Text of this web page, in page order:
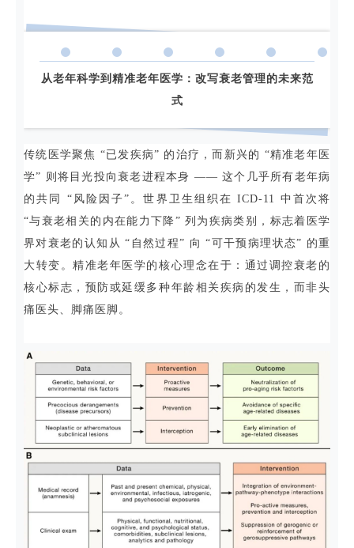
从老年科学到精准老年医学：改写衰老管理的未来范
式
传统医学聚焦 “已发疾病” 的治疗，而新兴的 “精准老年医
学” 则将目光投向衰老进程本身 —— 这个几乎所有老年病
的共同 “风险因子”。世界卫生组织在 ICD-11 中首次将
“与衰老相关的内在能力下降” 列为疾病类别，标志着医学
界对衰老的认知从 “自然过程” 向 “可干预病理状态” 的重
大转变。精准老年医学的核心理念在于：通过调控衰老的
核心标志，预防或延缓多种年龄相关疾病的发生，而非头
痛医头、脚痛医脚。